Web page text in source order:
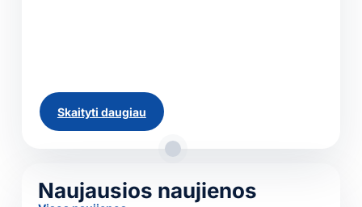
Skaityti daugiau
Naujausios naujienos